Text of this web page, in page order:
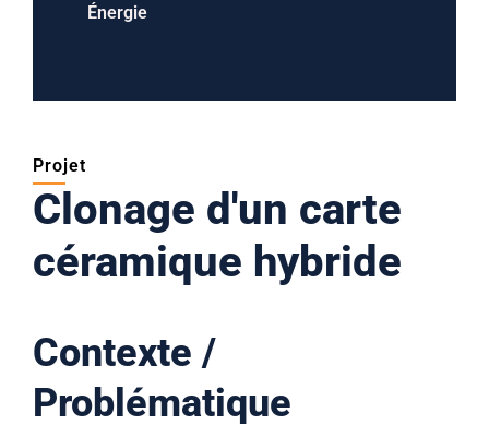
Projet
Clonage d'un carte
céramique hybride
Contexte /
Problématique
Énergie